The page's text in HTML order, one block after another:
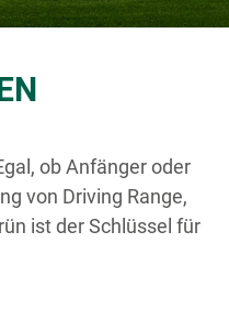
ob Anfänger oder
von Driving Range,
ist der Schlüssel für